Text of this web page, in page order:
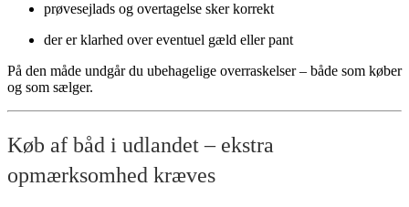
prøvesejlads og overtagelse sker korrekt
der er klarhed over eventuel gæld eller pant
På den måde undgår du ubehagelige overraskelser – både som køber
og som sælger.
Køb af båd i udlandet – ekstra
opmærksomhed kræves